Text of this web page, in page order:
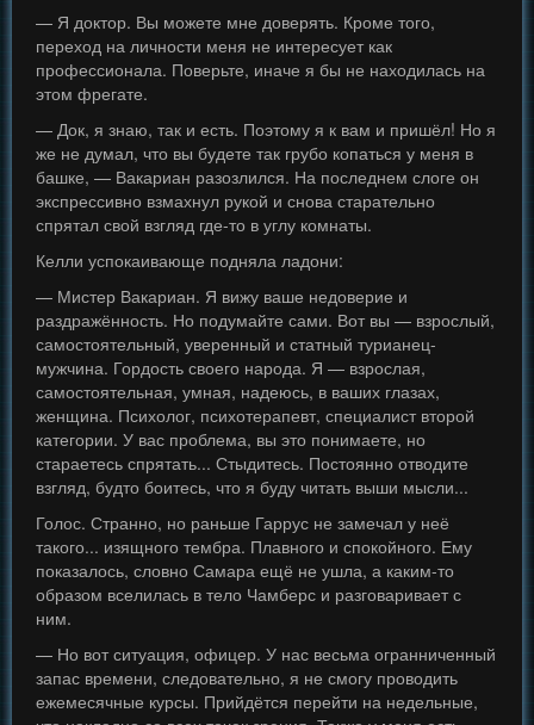
— Я доктор. Вы можете мне доверять. Кроме того,
переход на личности меня не интересует как
профессионала. Поверьте, иначе я бы не находилась на
этом фрегате.
— Док, я знаю, так и есть. Поэтому я к вам и пришёл! Но я
же не думал, что вы будете так грубо копаться у меня в
башке, — Вакариан разозлился. На последнем слоге он
экспрессивно взмахнул рукой и снова старательно
спрятал свой взгляд где-то в углу комнаты.
Келли успокаивающе подняла ладони:
— Мистер Вакариан. Я вижу ваше недоверие и
раздражённость. Но подумайте сами. Вот вы — взрослый,
самостоятельный, уверенный и статный турианец-
мужчина. Гордость своего народа. Я — взрослая,
самостоятельная, умная, надеюсь, в ваших глазах,
женщина. Психолог, психотерапевт, специалист второй
категории. У вас проблема, вы это понимаете, но
стараетесь спрятать... Стыдитесь. Постоянно отводите
взгляд, будто боитесь, что я буду читать выши мысли...
Голос. Странно, но раньше Гаррус не замечал у неё
такого... изящного тембра. Плавного и спокойного. Ему
показалось, словно Самара ещё не ушла, а каким-то
образом вселилась в тело Чамберс и разговаривает с
ним.
— Но вот ситуация, офицер. У нас весьма огранниченный
запас времени, следовательно, я не смогу проводить
ежемесячные курсы. Прийдётся перейти на недельные,